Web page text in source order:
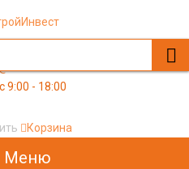
03-05
9:00 - 18:00
Корзина
Меню